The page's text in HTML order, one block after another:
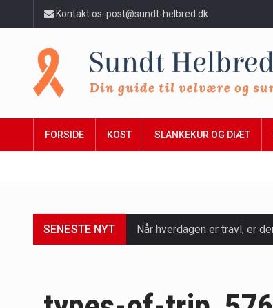
Kontakt os: post@sundt-helbred.dk
FORSIDE KOST SLANKEKUR OG DIÆT
SENESTE NYT Når hverdagen er travl, er
Mælkesyrebakterier er